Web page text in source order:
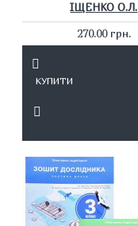
ІЩЕНКО О.Л.
270.00 грн.
КУПИТИ